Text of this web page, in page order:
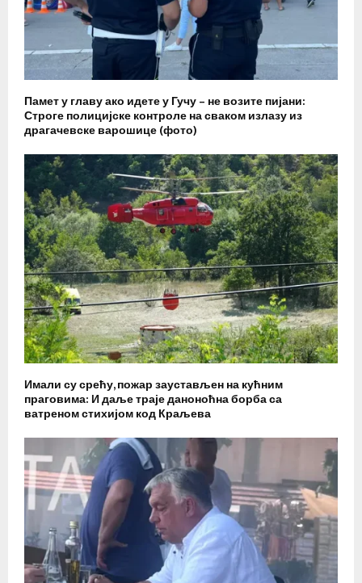
Памет у главу ако идете у Гучу – не возите пијани:
Строге полицијске контроле на сваком излазу из
драгачевске варошице (фото)
Имали су срећу, пожар заустављен на кућним
праговима: И даље траје даноноћна борба са
ватреном стихијом код Краљева